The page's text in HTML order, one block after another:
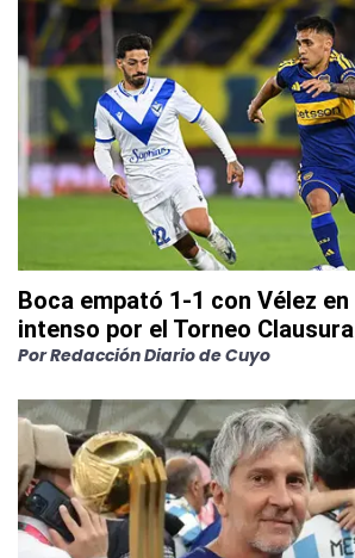
Boca empató 1-1 con Vélez
intenso por el Torneo Clausura
PorRedacción Diario de Cuyo